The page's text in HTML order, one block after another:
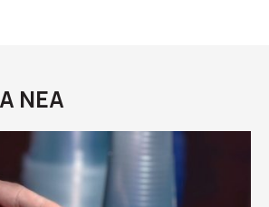
ΝΕΑ